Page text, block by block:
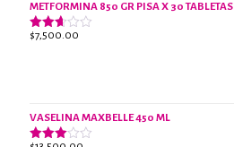
METFORMINA 850 GR PISA X 30 TABLETAS
Valorado
$7,500.00
VASELINA MAXBELLE 450 ML